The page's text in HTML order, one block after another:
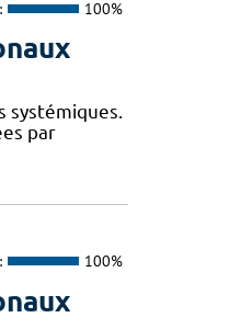
100%
systémiques.
par
100%